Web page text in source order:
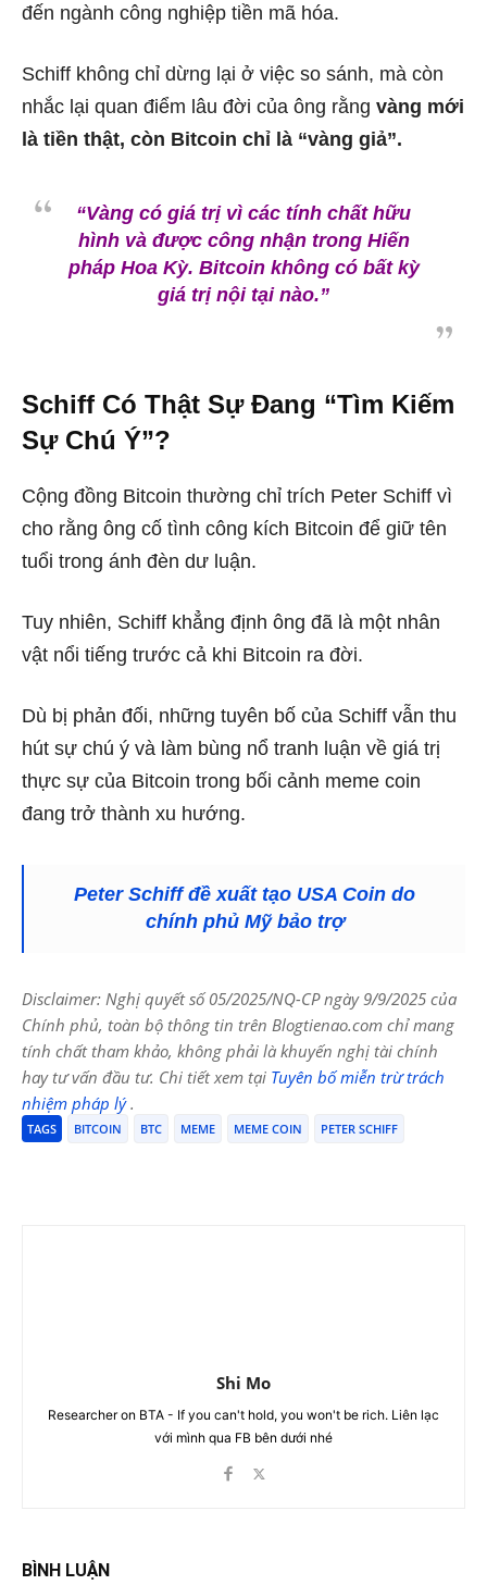
đến ngành công nghiệp tiền mã hóa.
Schiff không chỉ dừng lại ở việc so sánh, mà còn
nhắc lại quan điểm lâu đời của ông rằng vàng mới
là tiền thật, còn Bitcoin chỉ là “vàng giả”.
“Vàng có giá trị vì các tính chất hữu
hình và được công nhận trong Hiến
pháp Hoa Kỳ. Bitcoin không có bất kỳ
giá trị nội tại nào.”
Schiff Có Thật Sự Đang “Tìm Kiếm
Sự Chú Ý”?
Cộng đồng Bitcoin thường chỉ trích Peter Schiff vì
cho rằng ông cố tình công kích Bitcoin để giữ tên
tuổi trong ánh đèn dư luận.
Tuy nhiên, Schiff khẳng định ông đã là một nhân
vật nổi tiếng trước cả khi Bitcoin ra đời.
Dù bị phản đối, những tuyên bố của Schiff vẫn thu
hút sự chú ý và làm bùng nổ tranh luận về giá trị
thực sự của Bitcoin trong bối cảnh meme coin
đang trở thành xu hướng.
Peter Schiff đề xuất tạo USA Coin do
chính phủ Mỹ bảo trợ
Disclaimer: Nghị quyết số 05/2025/NQ-CP ngày 9/9/2025 của
Chính phủ, toàn bộ thông tin trên Blogtienao.com chỉ mang
tính chất tham khảo, không phải là khuyến nghị tài chính
hay tư vấn đầu tư. Chi tiết xem tại Tuyên bố miễn trừ trách
nhiệm pháp lý.
TAGS BITCOIN BTC MEME MEME COIN PETER SCHIFF
Shi Mo
Researcher on BTA - If you can't hold, you won't be rich. Liên lạc
với mình qua FB bên dưới nhé
BÌNH LUẬN